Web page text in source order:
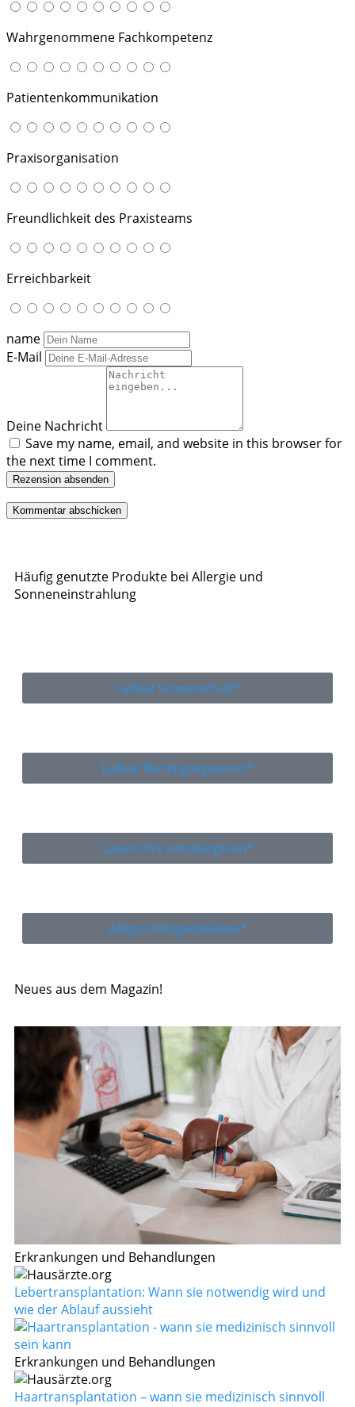
Wahrgenommene Fachkompetenz
Patientenkommunikation
Praxisorganisation
Freundlichkeit des Praxisteams
Erreichbarkeit
name
E-Mail
Deine Nachricht
Save my name, email, and website in this browser for
the next time I comment.
Rezension absenden
Häufig genutzte Produkte bei Allergie und
Sonneneinstrahlung
Ladival Sonnenschutz*
Ladival Beruhigungsserum*
Lorano Pro Antiallergikum*
Allegra Allergietabletten*
Neues aus dem Magazin!
Erkrankungen und Behandlungen
Lebertransplantation: Wann sie notwendig wird und
wie der Ablauf aussieht
Erkrankungen und Behandlungen
Haartransplantation – wann sie medizinisch sinnvoll